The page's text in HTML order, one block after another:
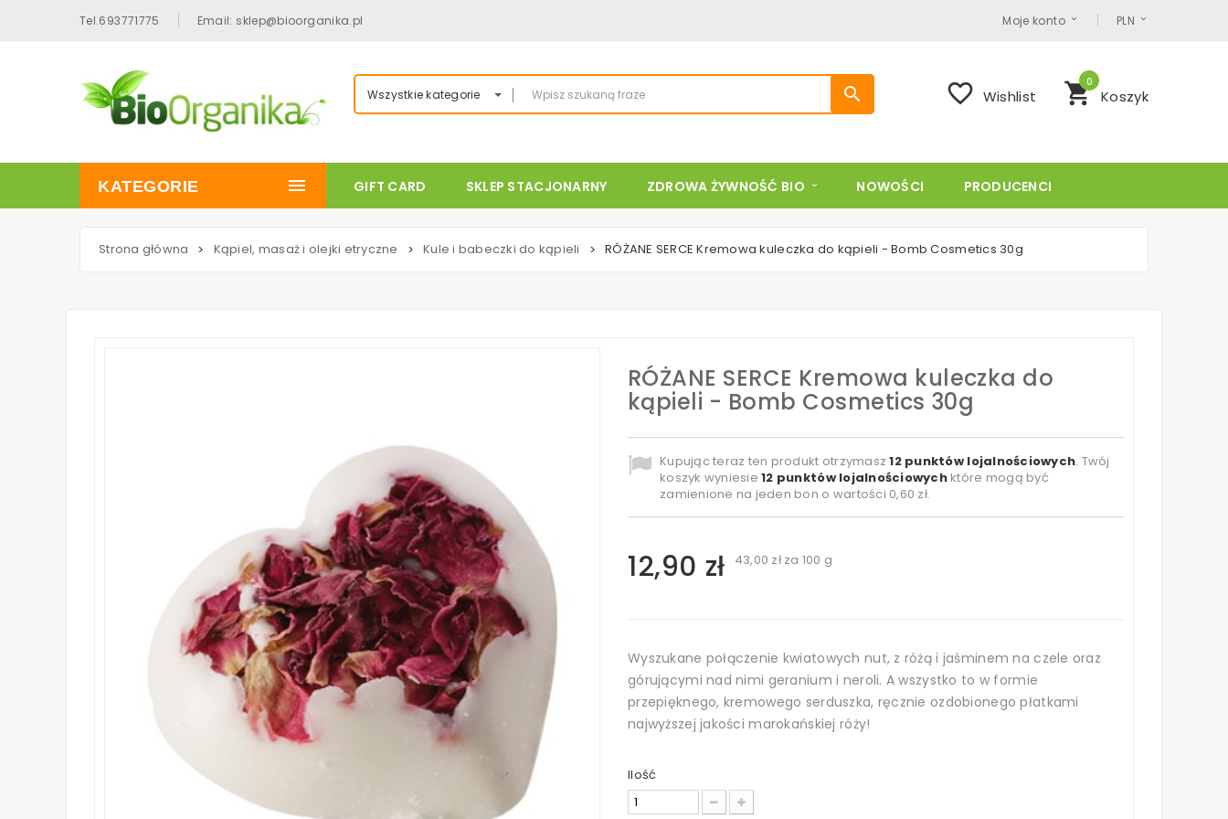
Tel.693771775 Email: sklep@bioorganika.pl PLN
Moje konto
Wszystkie kategorie search shopping_cart Koszyk
0
favorite_border Wishlist
KATEGORIE GIFT CARD SKLEP STACJONARNY ZDROWA ŻYWNOŚĆ BIO NOWOŚCI PRODUCENCI
Strona główna > Kąpiel, masaż i olejki etryczne > Kule i babeczki do kąpieli > RÓŻANE SERCE Kremowa kuleczka do kąpieli - Bomb Cosmetics 30g
RÓŻANE SERCE Kremowa kuleczka do
kąpieli - Bomb Cosmetics 30g
Kupując teraz ten produkt otrzymasz12punktów lojalnościowych. Twój
koszyk wyniesie12 punktów lojalnościowychktóre mogą być
zamienione na jeden bon o wartości 0,60 zł.
12,90 zł 43,00 złza 100 g
Wyszukane połączenie kwiatowych nut, z różą i jaśminem na czele oraz
górującymi nad nimi geranium i neroli. A wszystko to w formie
przepięknego, kremowego serduszka, ręcznie ozdobionego płatkami
najwyższej jakości marokańskiej róży!
Ilość